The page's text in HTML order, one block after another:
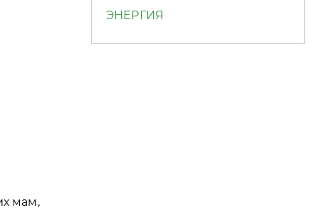
мам,
ЭНЕРГИЯ